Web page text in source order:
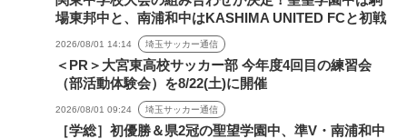
場東邦中と、南浦和中はKASHIMA UNITED FCと初戦
2026/08/01 14:14 埼玉サッカー通信
＜PR＞大宮東高校サッカー部 今年度4回目の練習会
（部活動体験会）を8/22(土)に開催
2026/08/01 09:24 埼玉サッカー通信
［学総］初優勝＆県2冠の聖望学園中、準V・南浦和中